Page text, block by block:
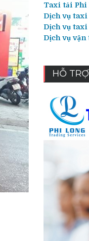
Taxi tải Phi
Dịch vụ
Dịch vụ taxi
Dịch vụ
HỖ